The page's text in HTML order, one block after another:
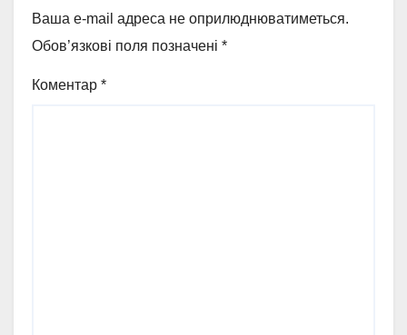
Ваша e-mail адреса не оприлюднюватиметься.
Обов’язкові поля позначені *
Коментар *